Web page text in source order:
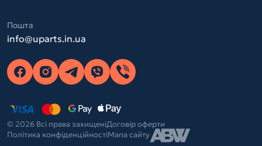
Пошта
info@uparts.in.ua
© 2026 Всі права захищеніДоговір оферти
Політика конфіденційностіМапа сайту